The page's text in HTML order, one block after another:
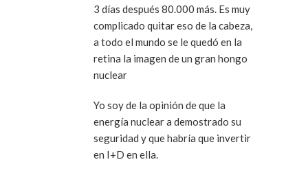
3 días después 80.000 más. Es muy
complicado quitar eso de la cabeza,
a todo el mundo se le quedó en la
retina la imagen de un gran hongo
nuclear
Yo soy de la opinión de que la
energía nuclear a demostrado su
seguridad y que habría que invertir
en I+D en ella.